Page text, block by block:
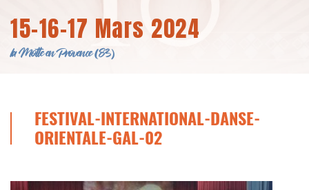
15-16-17 Mars 2024
la Motte en Provence (83)
FESTIVAL-INTERNATIONAL-DANSE-
ORIENTALE-GAL-02